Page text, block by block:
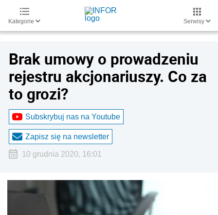
Kategorie Serwisy
Brak umowy o prowadzeniu
rejestru akcjonariuszy. Co za
to grozi?
Subskrybuj nas na Youtube
Zapisz się na newsletter
10 grudnia 2020, 16:01